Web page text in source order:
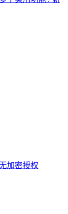
加密授权